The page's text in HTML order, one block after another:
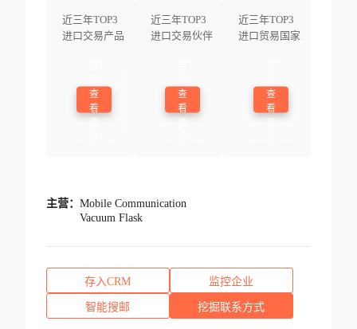
近三年TOP3
进口交易产品
查
看
近三年TOP3
进口交易伙伴
查
看
近三年TOP3
进口贸易国家
查
看
主营： Mobile Communication
Vacuum Flask
存入CRM 监控企业
智能搜邮 挖掘联系方式